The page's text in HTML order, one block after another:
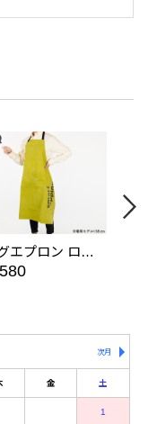
ロングエプロン ロゴスタイル マスタード
次月
金 土
1